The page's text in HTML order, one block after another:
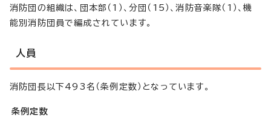
消防団の組織は、団本部（1）、分団（15）、消防音楽隊（1）、機
能別消防団員で編成されています。
人員
消防団長以下493名（条例定数）となっています。
条例定数